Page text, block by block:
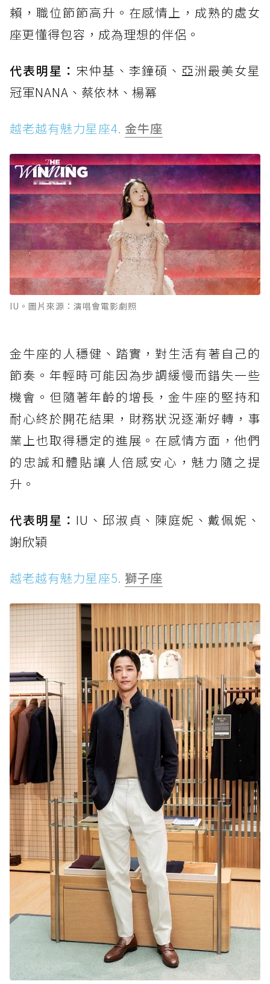
賴，職位節節高升。在感情上，成熟的處女
座更懂得包容，成為理想的伴侶。
代表明星： 宋仲基、李鐘碩、亞洲最美女星
冠軍NANA、蔡依林、楊冪
越老越有魅力星座4. 金牛座
IU。圖片來源：演唱會電影劇照
金牛座的人穩健、踏實，對生活有著自己的
節奏。年輕時可能因為步調緩慢而錯失一些
機會。但隨著年齡的增長，金牛座的堅持和
耐心終於開花結果，財務狀況逐漸好轉，事
業上也取得穩定的進展。在感情方面，他們
的忠誠和體貼讓人倍感安心，魅力隨之提
升。
代表明星： IU、邱淑貞、陳庭妮、戴佩妮、
謝欣穎
越老越有魅力星座5. 獅子座